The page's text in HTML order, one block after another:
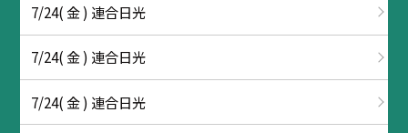
7/24( 金 ) 連合日光
7/24( 金 ) 連合日光
7/24( 金 ) 連合日光